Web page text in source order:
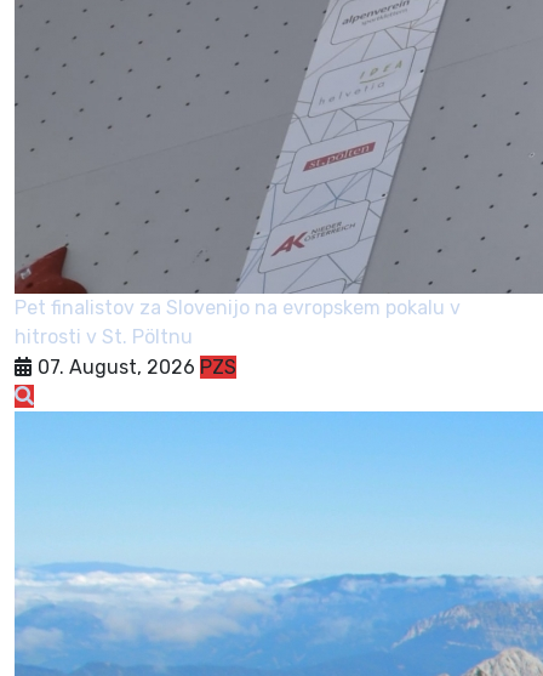
Pet finalistov za Slovenijo na evropskem pokalu v
hitrosti v St. Pöltnu
07. August, 2026 PZS